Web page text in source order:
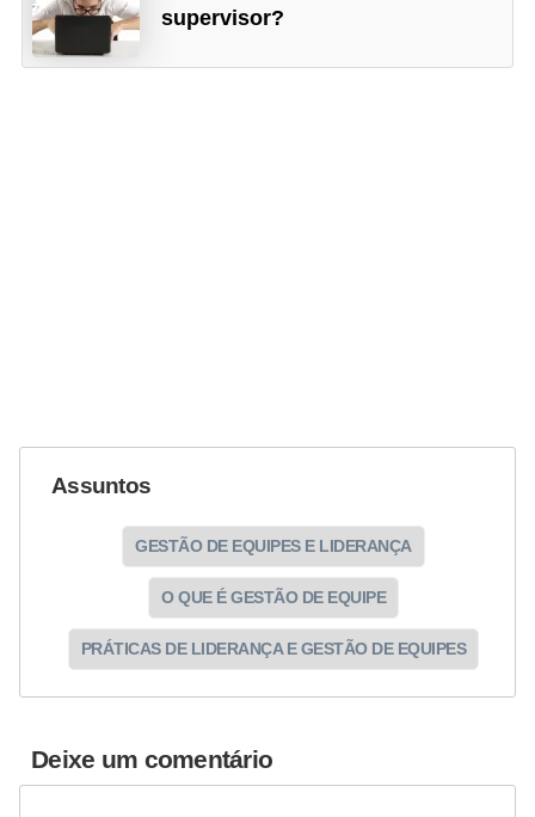
supervisor?
Assuntos
GESTÃO DE EQUIPES E LIDERANÇA
O QUE É GESTÃO DE EQUIPE
PRÁTICAS DE LIDERANÇA E GESTÃO DE EQUIPES
Deixe um comentário